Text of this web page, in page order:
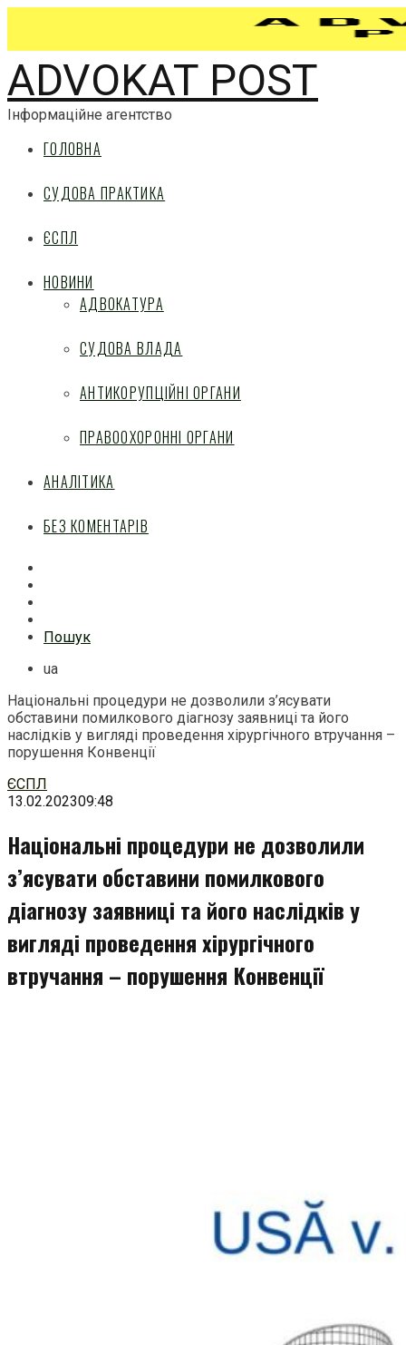
ADVOKAT POST
Інформаційне агентство
ГОЛОВНА
СУДОВА ПРАКТИКА
ЄСПЛ
НОВИНИ
АДВОКАТУРА
СУДОВА ВЛАДА
АНТИКОРУПЦІЙНІ ОРГАНИ
ПРАВООХОРОННІ ОРГАНИ
АНАЛІТИКА
БЕЗ КОМЕНТАРІВ
Пошук
ua
Національні процедури не дозволили з’ясувати
обставини помилкового діагнозу заявниці та його
наслідків у вигляді проведення хірургічного втручання –
порушення Конвенції
Перейти
до
ЄСПЛ
13.02.202309:48
Національні процедури не дозволили
з’ясувати обставини помилкового
діагнозу заявниці та його наслідків у
вигляді проведення хірургічного
втручання – порушення Конвенції